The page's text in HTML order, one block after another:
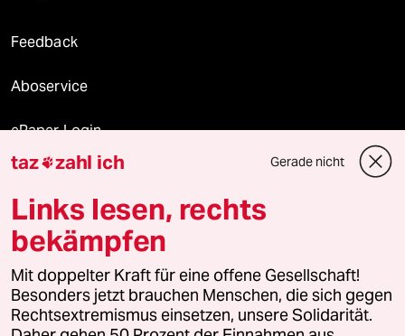
Feedback
Aboservice
ePaper Login
Downloads für Abonnierende
© 2026 taz Verlags und Vertriebs GmbH
Alle Rechte vorbehalten. Bei rechtlichen Fragen oder für Genehmigungen
wenden Sie sich bitte an lizenzen@taz.de
taz zahl ich Gerade nicht
Links lesen, rechts
bekämpfen
Mit doppelter Kraft für eine offene Gesellschaft!
Besonders jetzt brauchen Menschen, die sich gegen
Rechtsextremismus einsetzen, unsere Solidarität.